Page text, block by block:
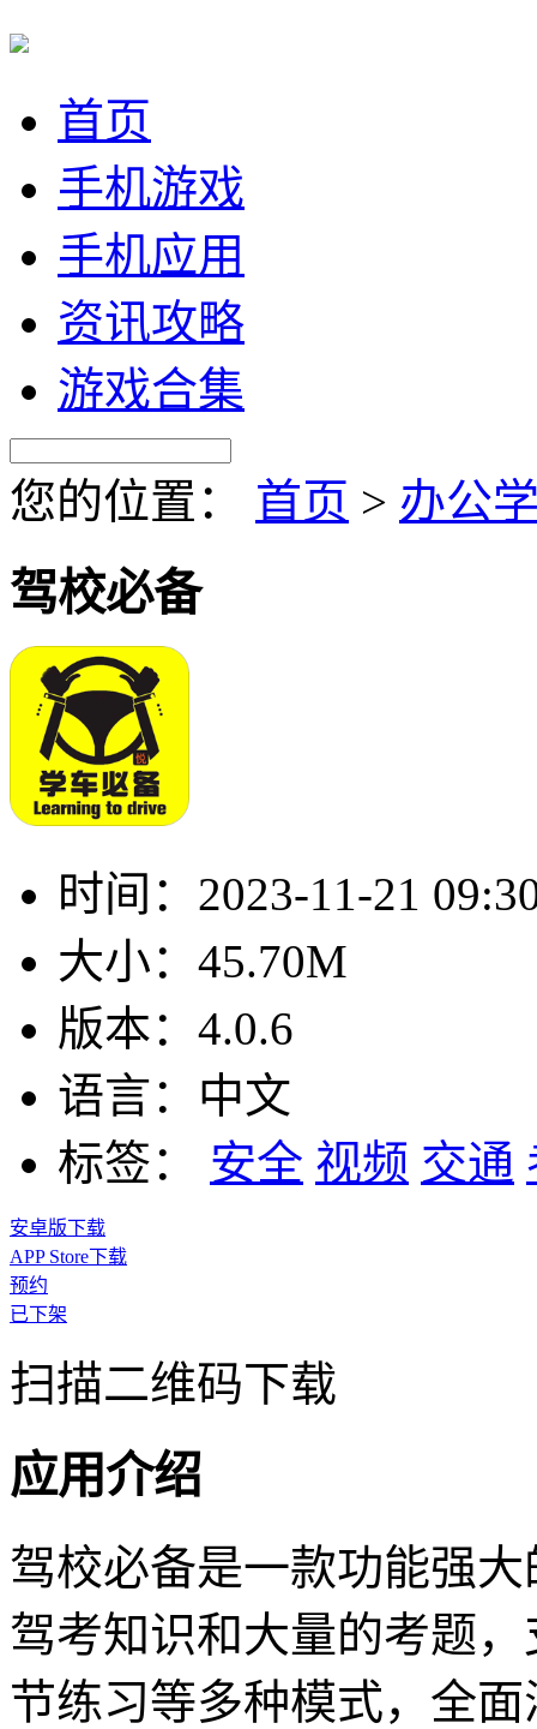
首页
手机游戏
手机应用
资讯攻略
游戏合集
您的位置： 首页 > 办公
驾校必备
时间： 2023-11-21
大小： 45.70M
版本： 4.0.6
语言： 中文
标签：
安全 视频 交通
安卓版下载
APP Store下载
预约
已下架
扫描二维码下载
应用介绍
驾校必备是一款功能强
驾考知识和大量的考题
节练习等多种模式，全